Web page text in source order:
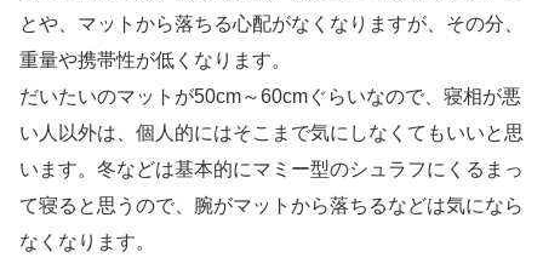
とや、マットから落ちる心配がなくなりますが、その分、
重量や携帯性が低くなります。
だいたいのマットが50cm～60cmぐらいなので、寝相が悪
い人以外は、個人的にはそこまで気にしなくてもいいと思
います。冬などは基本的にマミー型のシュラフにくるまっ
て寝ると思うので、腕がマットから落ちるなどは気になら
なくなります。